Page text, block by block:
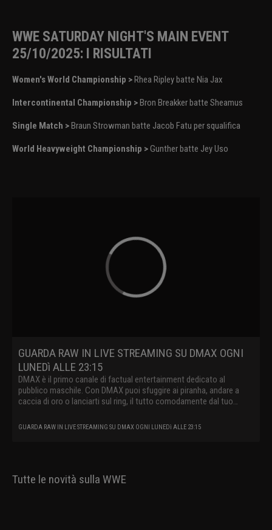
WWE SATURDAY NIGHT'S MAIN EVENT
25/10/2025: I RISULTATI
Women's World Championship >Rhea Ripley batte Nia Jax
Intercontinental Championship >Bron Breakker batte Sheamus
Single Match >Braun Strowman batte Jacob Fatu per squalifica
World Heavyweight Championship >Gunther batte Jey Uso
GUARDA RAW IN LIVE STREAMING SU DMAX OGNI
LUNEDì ALLE 23:15
DMAX è il primo canale di factual entertainment dedicato al
pubblico maschile. Con DMAX puoi sfuggire ai piranha, andare a
caccia di oro o lanciarti sul ring, il tutto comodamente dal tuo
GUARDA RAW IN LIVE STREAMING SU DMAX OGNI LUNEDì ALLE 23:15
Tutte le novità sulla WWE